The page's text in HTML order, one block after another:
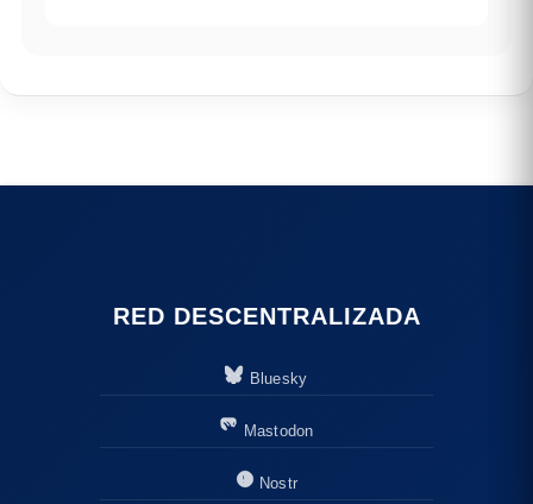
RED DESCENTRALIZADA
Bluesky
Mastodon
Nostr